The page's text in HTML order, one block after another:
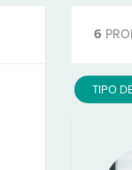
6
TIPO